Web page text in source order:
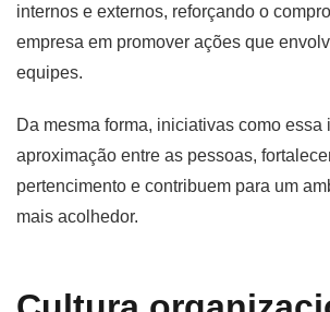
internos e externos, reforçando o
empresa em promover ações que
equipes.
Da mesma forma, iniciativas como essa
aproximação entre as pessoas,
pertencimento e contribuem para um
mais acolhedor.